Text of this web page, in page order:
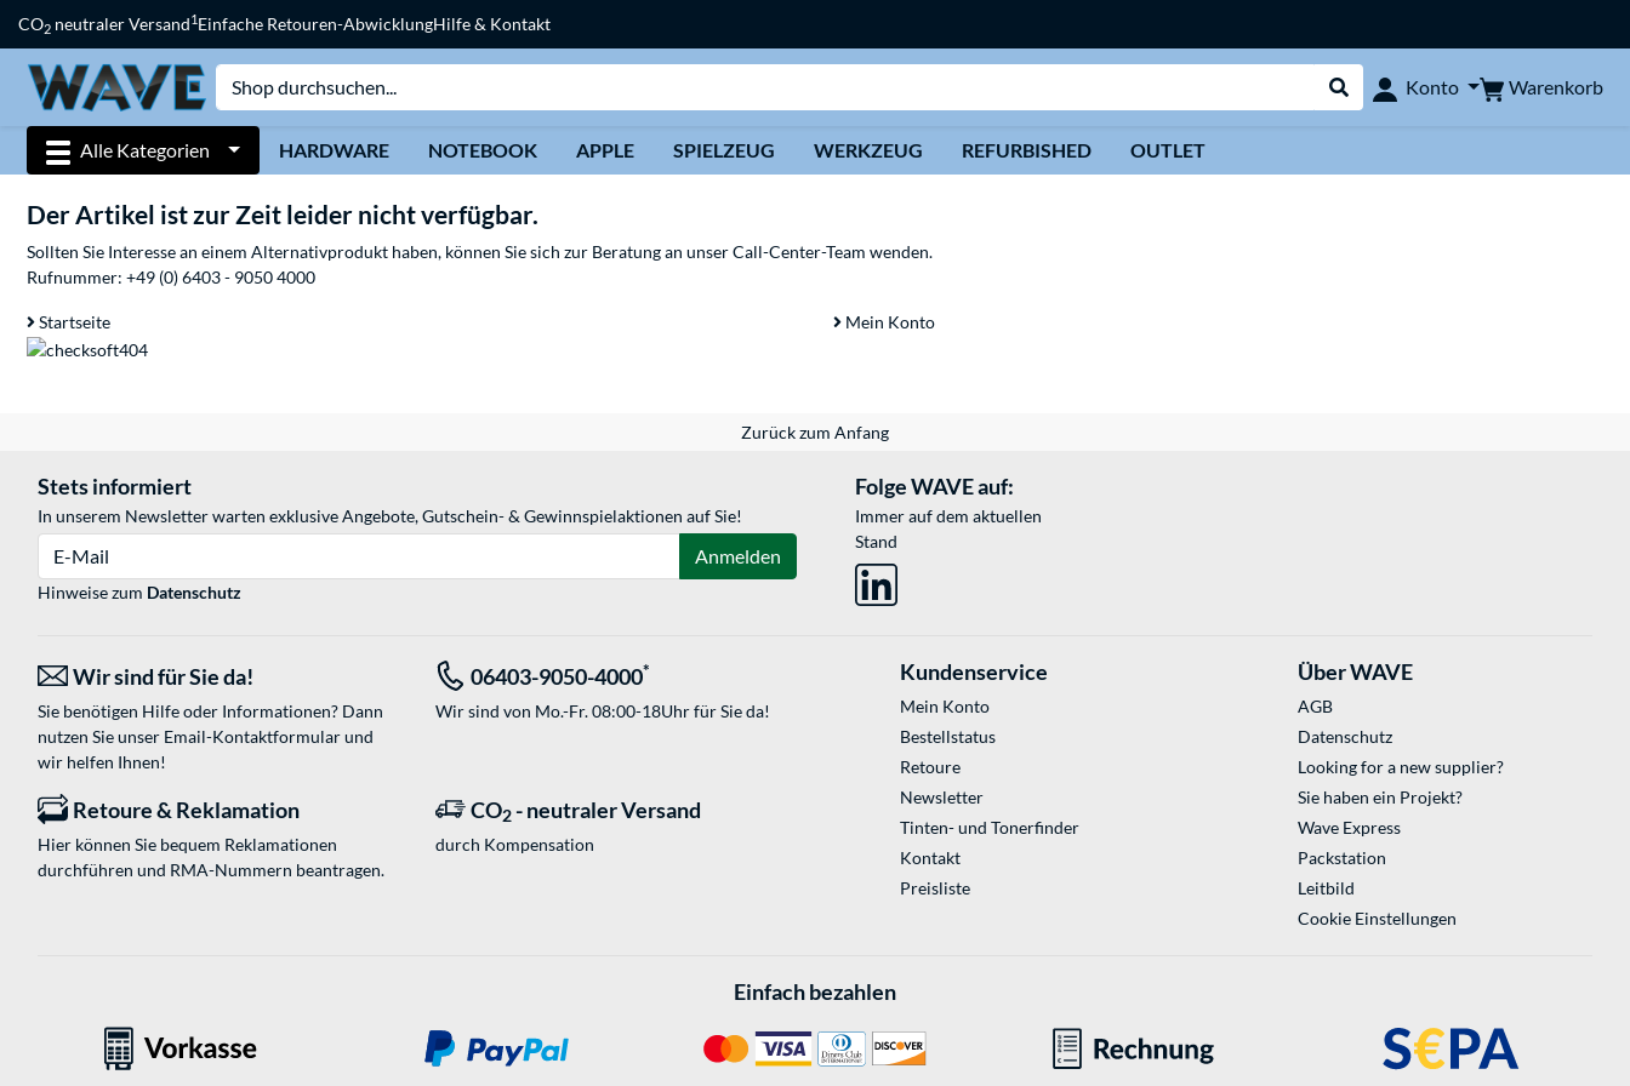
CO2 neutraler Versand1Einfache Retouren-AbwicklungHilfe & Kontakt
Suche durchführen
Konto Warenkorb
Alle Kategorien HARDWARE NOTEBOOK APPLE SPIELZEUG WERKZEUG REFURBISHED OUTLET
Der Artikel ist zur Zeit leider nicht verfügbar.
Sollten Sie Interesse an einem Alternativprodukt haben, können Sie sich zur Beratung an unser Call-Center-Team wenden.
Rufnummer: +49 (0) 6403 - 9050 4000
Startseite Mein Konto
Zurück zum Anfang
Stets informiert
In unserem Newsletter warten exklusive Angebote, Gutschein- & Gewinnspielaktionen auf Sie!
Anmelden
Hinweise zum Datenschutz
Folge WAVE auf:
Immer auf dem aktuellen
Stand
Wir sind für Sie da!
Sie benötigen Hilfe oder Informationen? Dann
nutzen Sie unser Email-Kontaktformularund
wir helfen Ihnen!
06403-9050-4000*
Wir sind von Mo.-Fr. 08:00-18Uhr für Sie da!
Retoure & Reklamation
Hier können Sie bequem Reklamationen
durchführen und RMA-Nummern beantragen.
CO2 - neutraler Versand
durch Kompensation
Kundenservice
Mein Konto
Bestellstatus
Retoure
Newsletter
Tinten- und Tonerfinder
Kontakt
Preisliste
Über WAVE
AGB
Datenschutz
Looking for a new supplier?
Sie haben ein Projekt?
Wave Express
Packstation
Leitbild
Cookie Einstellungen
Einfach bezahlen